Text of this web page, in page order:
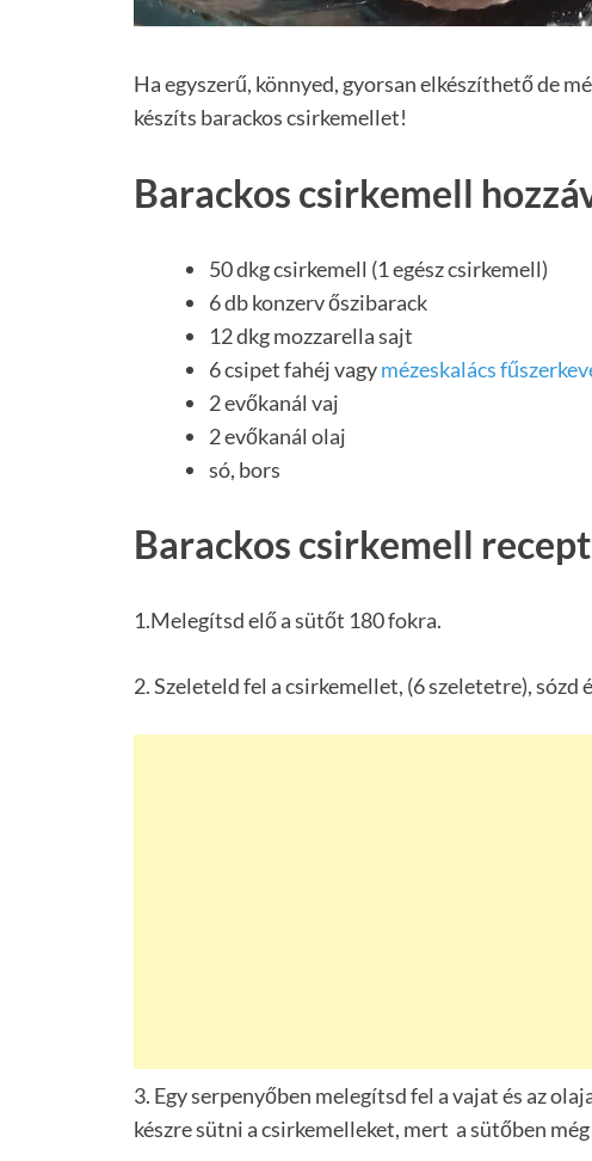
Ha egyszerű, könnyed, gyorsan elkészíthető de
készíts barackos csirkemellet!
Barackos csirkemell
50 dkg csirkemell (1 egész csirkemell)
6 db konzerv őszibarack
12 dkg mozzarella sajt
6 csipet fahéj vagymézeskalács
2 evőkanál vaj
2 evőkanál olaj
só, bors
Barackos csirkemell
1.Melegítsd elő a sütőt 180 fokra.
2. Szeleteld fel a csirkemellet, (6 szeletetre), sózd
3. Egy serpenyőben melegítsd fel a vajat és az
készre sütni a csirkemelleket, mert a sütőben